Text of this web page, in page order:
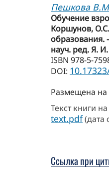
Пешкова
Обучение
Коршунов,
образования.
науч. ред. Я.
ISBN 978-5-
DOI:
Размещена на
Текст книги
text.pdf(дата
Ссылка при